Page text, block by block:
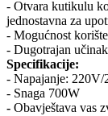
- Otvara kutikulu
jednostavna za
- Mogućnost
- Dugotrajan učinak
Specifikacije:
- Napajanje:
- Snaga 700W
- Obavještava vas